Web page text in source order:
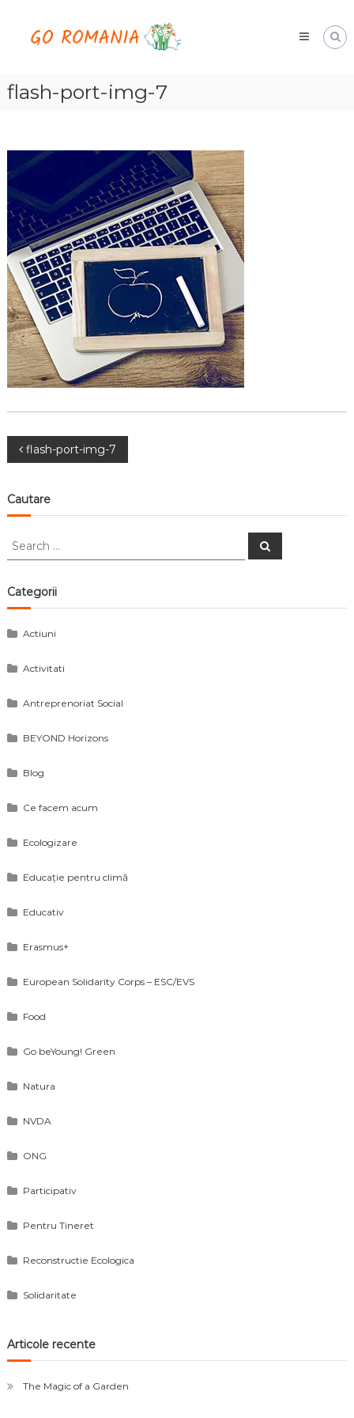
contentRomania
noi
flash-port-img-7
Navigare
în
articole
flash-port-img-7
Cautare
Search
Search
Categorii
Actiuni
Activitati
Antreprenoriat Social
BEYOND Horizons
Blog
Ce facem acum
Ecologizare
Educație pentru climă
Educativ
Erasmus+
European Solidarity Corps – ESC/EVS
Food
Go beYoung! Green
Natura
NVDA
ONG
Participativ
Pentru Tineret
Reconstructie Ecologica
Solidaritate
Articole recente
The Magic of a Garden